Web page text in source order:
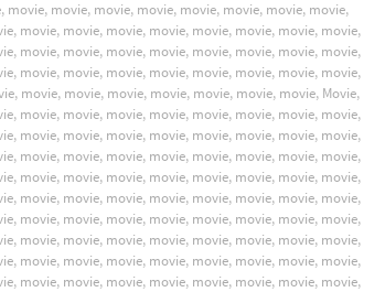
, movie, movie, movie, movie, movie, movie, movie, movie,
, movie, movie, movie, movie, movie, movie, movie, movie,
, movie, movie, movie, movie, movie, movie, movie, movie,
, movie, movie, movie, movie, movie, movie, movie, movie,
, movie, movie, movie, movie, movie, movie, movie, Movie,
, movie, movie, movie, movie, movie, movie, movie, movie,
, movie, movie, movie, movie, movie, movie, movie, movie,
, movie, movie, movie, movie, movie, movie, movie, movie,
, movie, movie, movie, movie, movie, movie, movie, movie,
, movie, movie, movie, movie, movie, movie, movie, movie,
, movie, movie, movie, movie, movie, movie, movie, movie,
, movie, movie, movie, movie, movie, movie, movie, movie,
, movie, movie, movie, movie, movie, movie, movie, movie,
, movie, movie, movie, movie, movie, movie, movie, movie,